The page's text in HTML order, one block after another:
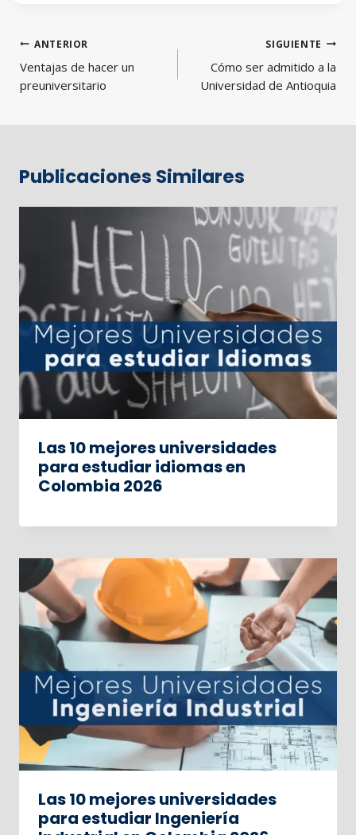
Navegación
de
entradas
ANTERIOR
Ventajas de hacer un
preuniversitario
SIGUIENTE
Cómo ser admitido a la
Universidad de Antioquia
Publicaciones Similares
Las 10 mejores universidades
para estudiar idiomas en
Colombia 2026
Las 10 mejores universidades
para estudiar Ingeniería